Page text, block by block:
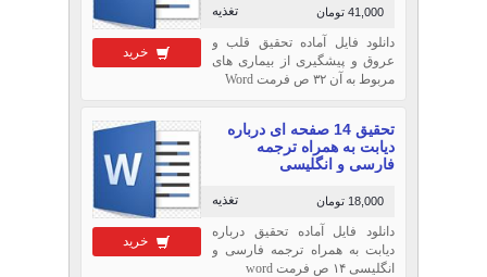
خرید
تغذیه 41,000 تومان
دانلود فایل آماده تحقیق قلب و
عروق و پیشگیری از بیماری های
مربوط به آن ۳۲ ص فرمت Word
خرید
تحقیق 14 صفحه ای درباره
دیابت به همراه ترجمه
فارسی و انگلیسی
تغذیه 18,000 تومان
دانلود فایل آماده تحقیق درباره
دیابت به همراه ترجمه فارسی و
انگلیسی ۱۴ ص فرمت word